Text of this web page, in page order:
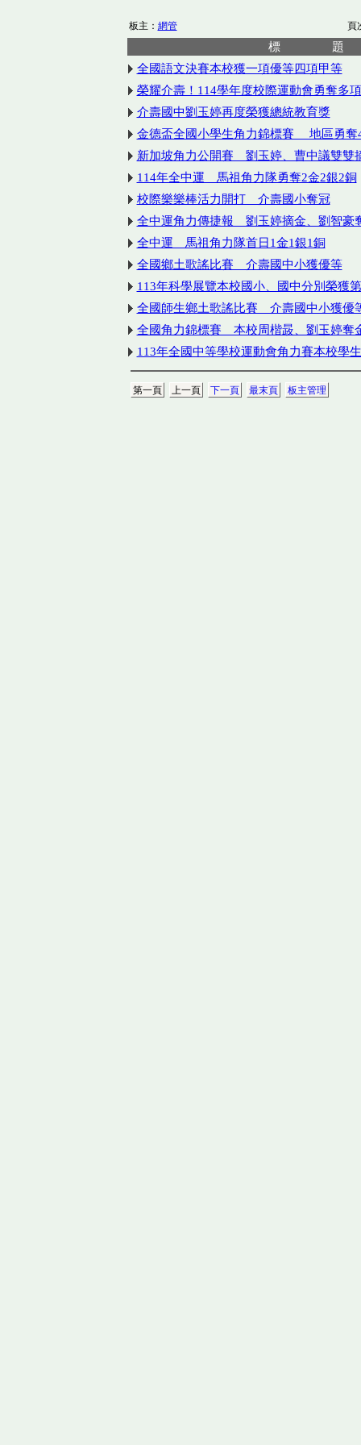
板主： 網管 頁
標 題
全國語文決賽本校獲一項優等四項甲等
榮耀介壽！114學年度校際運動會勇奪多
介壽國中劉玉婷再度榮獲總統教育獎
金德盃全國小學生角力錦標賽 地區勇奪
新加坡角力公開賽 劉玉婷、曹中議雙雙
114年全中運 馬祖角力隊勇奪2金2銀2銅
校際樂樂棒活力開打 介壽國小奪冠
全中運角力傳捷報 劉玉婷摘金、劉智豪
全中運 馬祖角力隊首日1金1銀1銅
全國鄉土歌謠比賽 介壽國中小獲優等
113年科學展覽本校國小、國中分別榮獲
全國師生鄉土歌謠比賽 介壽國中小獲優
全國角力錦標賽 本校周楷晸、劉玉婷奪
113年全國中等學校運動會角力賽本校學
第一頁 上一頁 下一頁 最末頁 板主管理